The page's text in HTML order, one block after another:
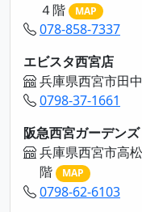
４階
MAP
078-858-7337
エビスタ西宮店
兵庫県西宮市田
0798-37-1661
阪急西宮ガーデンズ
兵庫県西宮市高
階
MAP
0798-62-6103